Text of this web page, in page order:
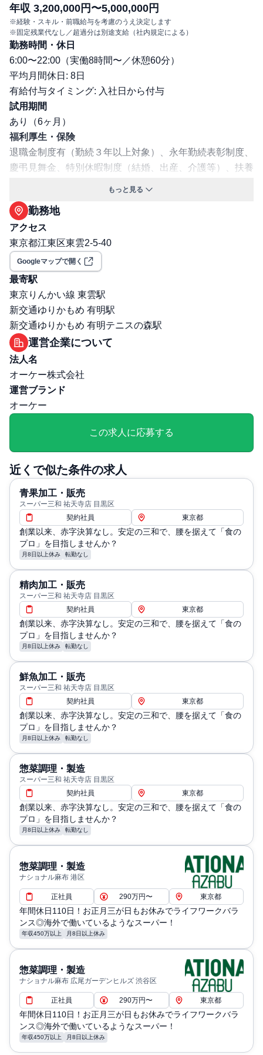
年収 3,200,000円〜5,000,000円
※経験・スキル・前職給与を考慮のうえ決定します
※固定残業代なし／超過分は別途支給（社内規定による）
勤務時間・休日
6:00〜22:00（実働8時間〜／休憩60分）
平均月間休日: 8日
有給付与タイミング: 入社日から付与
試用期間
あり（6ヶ月）
福利厚生・保険
退職金制度有（勤続３年以上対象）、永年勤続表彰制度、
慶弔見舞金、特別休暇制度（結婚、出産、介護等）、扶養
交通費支給: 有
年間昇給回数: 年1回
保険: 社会保険完備（健康保険・厚生年金・雇用保険・労
災保険）
職場環境・ルール
受動喫煙対策（喫煙ルール）: 屋内全面禁煙
選考プロセス
面接回数: 2回
選考プロセス詳細: 1次面接：面接（WEBもしくは対
面） 2次面接(関東)：対面面接（＠本社（横浜)＋技術試
験 2次面接(関西)：対面面接（＠高井田事務所)＋技術試験
その他
勤務・休日に関する補足: ■勤務時間： 6:00～22:00の間で
調整〈シフト例〉①7:30～16:30 ②6:00～15:00。 育児短
時間勤務制度：有（小学校卒業まで利用可能） ■休日：
暇、産前・産後休暇、育児休暇、介護休暇、慶弔休暇）
退職・定年に関する補足: 定年60歳まで ※65歳まで再雇用
あり
給与・残業に関する補足: 年間賞与回数：年4回 ／ 月間残
業時間分は全額支給、年収幅：サブチーフ : 350～500万
／チーフ:400万～700万円 ※評価によって異なります。
通勤・住居に関する補足: 交通費：会社規定により支給
もっと見る
勤務地
アクセス
東京都江東区東雲2-5-40
Googleマップで開く
最寄駅
東京りんかい線 東雲駅
新交通ゆりかもめ 有明駅
新交通ゆりかもめ 有明テニスの森駅
運営企業について
法人名
オーケー株式会社
運営ブランド
オーケー
この求人に応募する
近くで似た条件の求人
青果加工・販売
スーパー三和 祐天寺店 目黒区
契約社員
東京都
創業以来、赤字決算なし。安定の三和で、腰を据えて「食の
プロ」を目指しませんか？
月8日以上休み 転勤なし
精肉加工・販売
スーパー三和 祐天寺店 目黒区
契約社員
東京都
創業以来、赤字決算なし。安定の三和で、腰を据えて「食の
プロ」を目指しませんか？
月8日以上休み 転勤なし
鮮魚加工・販売
スーパー三和 祐天寺店 目黒区
契約社員
東京都
創業以来、赤字決算なし。安定の三和で、腰を据えて「食の
プロ」を目指しませんか？
月8日以上休み 転勤なし
惣菜調理・製造
スーパー三和 祐天寺店 目黒区
契約社員
東京都
創業以来、赤字決算なし。安定の三和で、腰を据えて「食の
プロ」を目指しませんか？
月8日以上休み 転勤なし
惣菜調理・製造
ナショナル麻布 港区
正社員 290万円〜 東京都
年間休日110日！お正月三が日もお休みでライフワークバラ
ンス◎海外で働いているようなスーパー！
年収450万以上 月8日以上休み
惣菜調理・製造
ナショナル麻布 広尾ガーデンヒルズ 渋谷区
正社員 290万円〜 東京都
年間休日110日！お正月三が日もお休みでライフワークバラ
ンス◎海外で働いているようなスーパー！
年収450万以上 月8日以上休み